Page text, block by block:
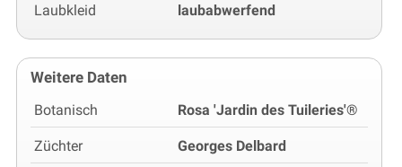
Laubkleid laubabwerfend
Weitere Daten
Botanisch Rosa 'Jardin des Tuileries'®
Züchter Georges Delbard